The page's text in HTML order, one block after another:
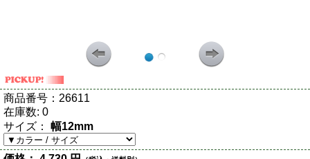
商品番号： 26611
在庫数: 0
サイズ： 幅12mm